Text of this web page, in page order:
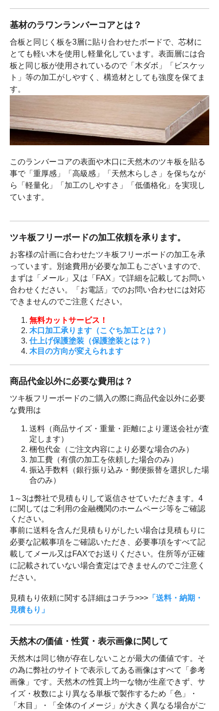
基材のラワンランバーコアとは？
合板と同じく板を3層に貼り合わせたボードで、芯材に
とても軽い木を使用し軽量化しています。表面層には合
板と同じ板が使用されているので「木ダボ」「ビスケッ
ト」等の加工がしやすく、構造材としても強度を保てま
す。
このランバーコアの表面や木口に天然木のツキ板を貼る
事で「重厚感」「高級感」「天然木らしさ」を保ちなが
ら「軽量化」「加工のしやすさ」「低価格化」を実現し
ています。
ツキ板フリーボードの加工依頼を承ります。
お客様の計画に合わせたツキ板フリーボードの加工を承
っています。別途費用が必要な加工もございますので、
まずは「メール」又は「FAX」で詳細を記載してお問い
合わせください。「お電話」でのお問い合わせには対応
できませんのでご注意ください。
無料カットサービス！
木口加工承ります（こぐち加工とは？）
仕上げ保護塗装（保護塗装とは？）
木目の方向が変えられます
商品代金以外に必要な費用は？
ツキ板フリーボードのご購入の際に商品代金以外に必要
な費用は
送料（商品サイズ・重量・距離により運送会社が査
定します）
梱包代金（ご注文内容により必要な場合のみ）
加工費（有償の加工を依頼した場合のみ）
振込手数料（銀行振り込み・郵便振替を選択した場
合のみ）
1～3は弊社で見積もりして返信させていただきます。4
に関してはご利用の金融機関のホームページ等をご確認
ください。
事前に送料を含んだ見積もりがしたい場合は見積もりに
必要な記載事項をご確認いただき、必要事項をすべて記
載してメール又はFAXでお送りください。住所等が正確
に記載されていない場合査定はできませんのでご注意く
ださい。
見積もり依頼に関する詳細はコチラ>>> 「送料・納期・
見積もり」
天然木の価値・性質・表示画像に関して
天然木は同じ物が存在しないことが最大の価値です。そ
の為に弊社のサイトで表示してある画像はすべて「参考
画像」です。天然木の性質上均一な物が生産できず、サ
イズ・枚数により異なる単板で製作するため「色」・
「木目」・「全体のイメージ」が大きく異なる場合がご